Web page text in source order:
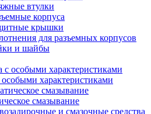
втулки
корпуса
крышки
для разъемных корпусов
и шайбы
характеристиками
смазывание